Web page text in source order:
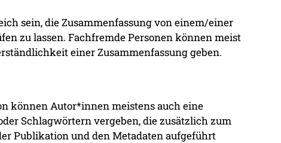
sein, die Zusammenfassung von einem/einer
zu lassen. Fachfremde Personen können meist
einer Zusammenfassung geben.
können Autor*innen meistens auch eine
Schlagwörtern vergeben, die zusätzlich zum
Publikation und den Metadaten aufgeführt